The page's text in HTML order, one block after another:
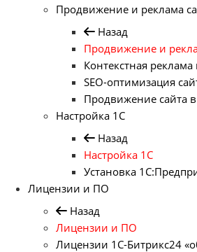
Продвижение и реклама
Назад
Продвижение и
Контекстная
SEO-оптимизация
Продвижение сайта
Настройка 1С
Назад
Настройка 1С
Установка
Лицензии и ПО
Назад
Лицензии и ПО
Лицензии 1С-Битрикс24